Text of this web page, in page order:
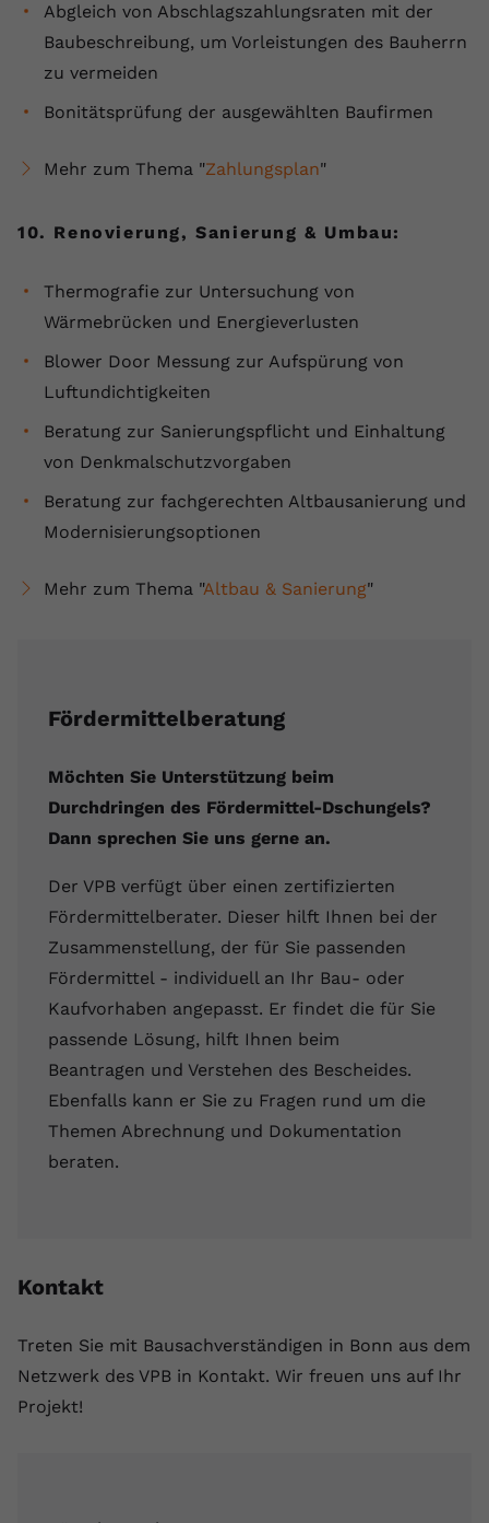
Abgleich von Abschlagszahlungsraten mit der
Baubeschreibung, um Vorleistungen des Bauherrn
zu vermeiden
Bonitätsprüfung der ausgewählten Baufirmen
Mehr zum Thema "Zahlungsplan"
10. Renovierung, Sanierung & Umbau:
Thermografie zur Untersuchung von
Wärmebrücken und Energieverlusten
Blower Door Messung zur Aufspürung von
Luftundichtigkeiten
Beratung zur Sanierungspflicht und Einhaltung
von Denkmalschutzvorgaben
Beratung zur fachgerechten Altbausanierung und
Modernisierungsoptionen
Mehr zum Thema "Altbau & Sanierung"
Fördermittelberatung
Möchten Sie Unterstützung beim
Durchdringen des Fördermittel-Dschungels?
Dann sprechen Sie uns gerne an.
Der VPB verfügt über einen zertifizierten
Fördermittelberater. Dieser hilft Ihnen bei der
Zusammenstellung, der für Sie passenden
Fördermittel - individuell an Ihr Bau- oder
Kaufvorhaben angepasst. Er findet die für Sie
passende Lösung, hilft Ihnen beim
Beantragen und Verstehen des Bescheides.
Ebenfalls kann er Sie zu Fragen rund um die
Themen Abrechnung und Dokumentation
beraten.
Kontakt
Treten Sie mit Bausachverständigen in Bonn aus dem
Netzwerk des VPB in Kontakt. Wir freuen uns auf Ihr
Projekt!